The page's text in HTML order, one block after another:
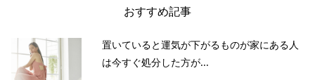
おすすめ記事
置いていると運気が下がるものが家にある人
は今すぐ処分した方が...